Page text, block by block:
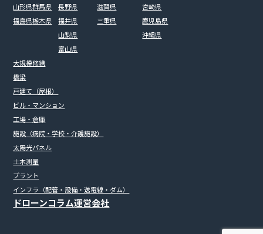
山形県
福島県
群馬県
栃木県
長野県
福井県
山梨県
富山県
滋賀県
三重県
宮崎県
鹿児島県
沖縄県
大規模修繕
橋梁
戸建て（屋根）
ビル・マンション
工場・倉庫
施設（病院・学校・介護施設）
太陽光パネル
土木測量
プラント
インフラ（配管・設備・送電線・ダム）
ドローンコラム運営会社